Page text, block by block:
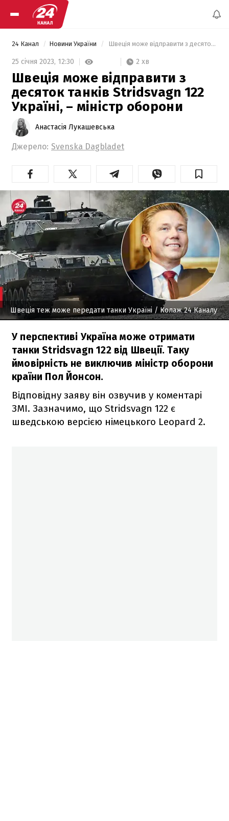
24 Канал Новини України Швеція може відправити з десяток танків Stridsvagn 122 Україні, – міністр оборони
25 січня 2023, 12:30 2 хв
Швеція може відправити з
десяток танків Stridsvagn 122
Україні, – міністр оборони
Анастасія Лукашевська
Джерело: Svenska Dagbladet
Швеція теж може передати танки Україні / Колаж 24 Каналу
У перспективі Україна може отримати
танки Stridsvagn 122 від Швеції. Таку
ймовірність не виключив міністр оборони
країни Пол Йонсон.
Відповідну заяву він озвучив у коментарі
ЗМІ. Зазначимо, що Stridsvagn 122 є
шведською версією німецького Leopard 2.